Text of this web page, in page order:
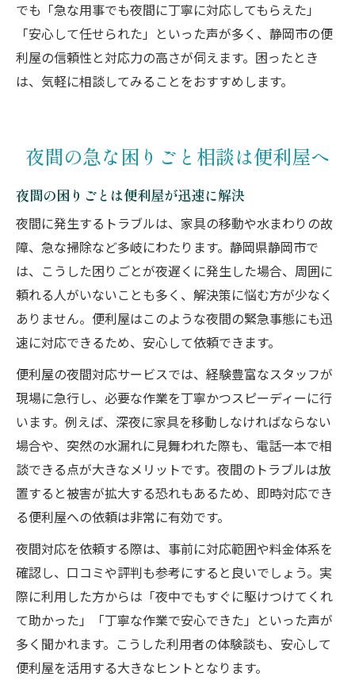
でも「急な用事でも夜間に丁寧に対応してもらえた」
「安心して任せられた」といった声が多く、静岡市の便
利屋の信頼性と対応力の高さが伺えます。困ったとき
は、気軽に相談してみることをおすすめします。
夜間の急な困りごと相談は便利屋へ
夜間の困りごとは便利屋が迅速に解決
夜間に発生するトラブルは、家具の移動や水まわりの故
障、急な掃除など多岐にわたります。静岡県静岡市で
は、こうした困りごとが夜遅くに発生した場合、周囲に
頼れる人がいないことも多く、解決策に悩む方が少なく
ありません。便利屋はこのような夜間の緊急事態にも迅
速に対応できるため、安心して依頼できます。
便利屋の夜間対応サービスでは、経験豊富なスタッフが
現場に急行し、必要な作業を丁寧かつスピーディーに行
います。例えば、深夜に家具を移動しなければならない
場合や、突然の水漏れに見舞われた際も、電話一本で相
談できる点が大きなメリットです。夜間のトラブルは放
置すると被害が拡大する恐れもあるため、即時対応でき
る便利屋への依頼は非常に有効です。
夜間対応を依頼する際は、事前に対応範囲や料金体系を
確認し、口コミや評判も参考にすると良いでしょう。実
際に利用した方からは「夜中でもすぐに駆けつけてくれ
て助かった」「丁寧な作業で安心できた」といった声が
多く聞かれます。こうした利用者の体験談も、安心して
便利屋を活用する大きなヒントとなります。